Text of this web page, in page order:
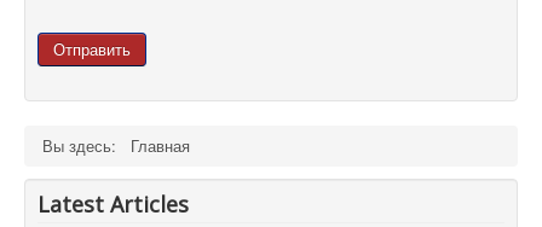
Заметки
Отправить
Вы здесь: Главная
Latest Articles